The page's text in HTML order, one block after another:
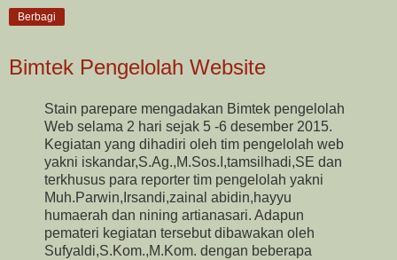
Berbagi
Bimtek Pengelolah Website
Stain parepare mengadakan Bimtek pengelolah
Web selama 2 hari sejak 5 -6 desember 2015.
Kegiatan yang dihadiri oleh tim pengelolah web
yakni iskandar,S.Ag.,M.Sos.I,tamsilhadi,SE dan
terkhusus para reporter tim pengelolah yakni
Muh.Parwin,Irsandi,zainal abidin,hayyu
humaerah dan nining artianasari. Adapun
pemateri kegiatan tersebut dibawakan oleh
Sufyaldi,S.Kom.,M.Kom. dengan beberapa